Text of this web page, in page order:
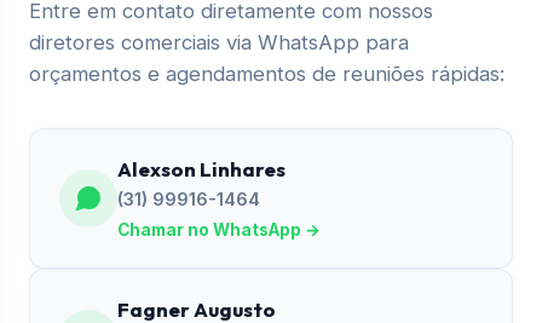
Entre em contato diretamente com nossos
diretores comerciais via WhatsApp para
orçamentos e agendamentos de reuniões rápidas:
Alexson Linhares
(31) 99916-1464
Chamar no WhatsApp →
Fagner Augusto